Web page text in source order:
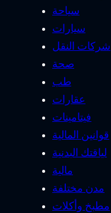
سياحة
سيارات
شركات النقل
صحة
طب
عقارات
فيتامينات
قوانين المالية
لياقتك البدنية
مالية
مدن مختلفة
مطبخ وأكلات